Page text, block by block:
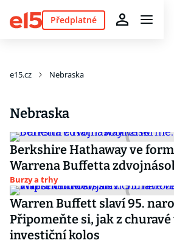
Předplatné
e15.cz Nebraska
Nebraska
Berkshire Hathaway ve
Warrena Buffetta
Burzy a trhy
Warren Buffett slaví 95.
Připomeňte si, jak z
investiční kolos